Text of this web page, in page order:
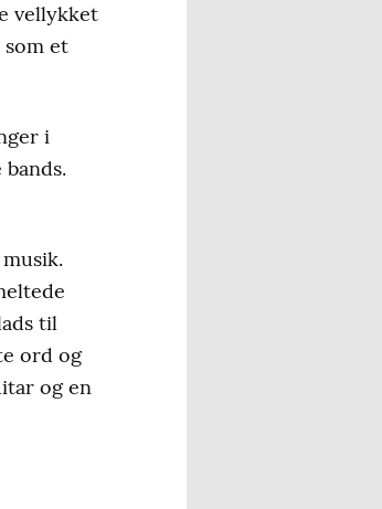
vellykket
som et
i
til
ord og
og en